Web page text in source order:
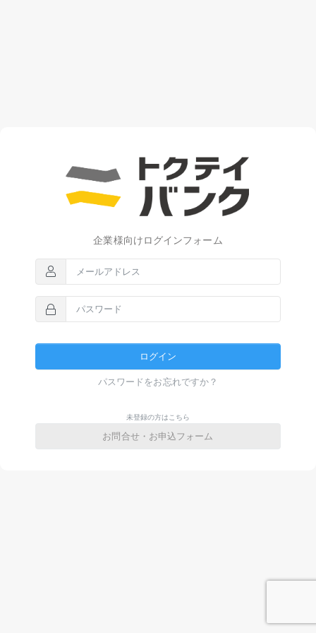
企業様向けログインフォーム
ログイン
パスワードをお忘れですか？
未登録の方はこちら
お問合せ・お申込フォーム